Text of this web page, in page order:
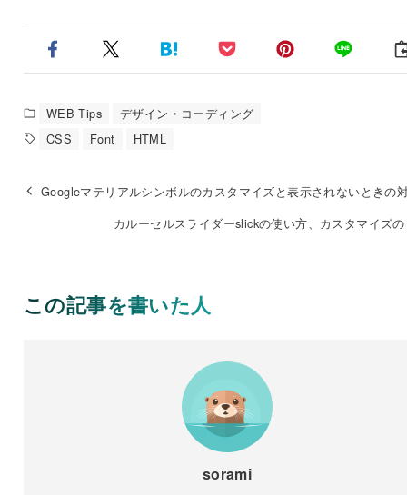
WEB Tips
デザイン・コーディング
CSS
Font HTML
Googleマテリアルシンボルのカスタマイズと表示されないときの
カルーセルスライダーslickの使い方、カスタマイズ
この記事を書いた人
sorami